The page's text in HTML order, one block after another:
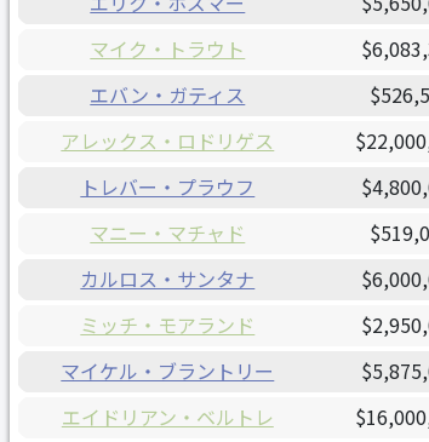
マイク・トラウト
エバン・ガティス
アレックス・ロドリゲス
トレバー・プラウフ
マニー・マチャド
カルロス・サンタナ
ミッチ・モアランド
マイケル・ブラントリー
エイドリアン・ベルトレ